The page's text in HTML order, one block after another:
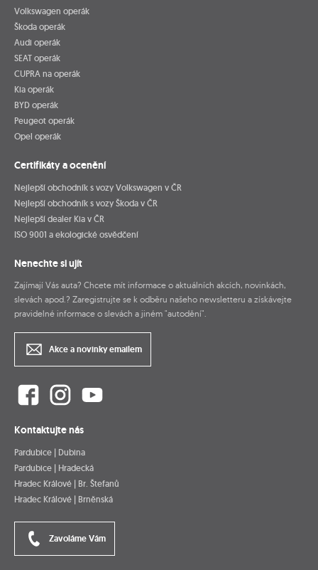
Volkswagen operák
Škoda operák
Audi operák
SEAT operák
CUPRA na operák
Kia operák
BYD operák
Peugeot operák
Opel operák
Certifikáty a ocenění
Nejlepší obchodník s vozy Volkswagen v ČR
Nejlepší obchodník s vozy Škoda v ČR
Nejlepší dealer Kia v ČR
ISO 9001 a ekologické osvědčení
Nenechte si ujít
Zajímají Vás auta? Chcete mít informace o aktuálních akcích, novinkách,
slevách apod.? Zaregistrujte se k odběru našeho newsletteru a získávejte
pravidelné informace o slevách a jiném "autodění".
Akce a novinky emailem
Kontaktujte nás
Pardubice | Dubina
Pardubice | Hradecká
Hradec Králové | Br. Štefanů
Hradec Králové | Brněnská
Zavoláme Vám